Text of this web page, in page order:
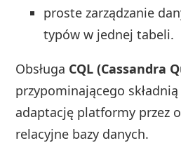
proste zarządzanie
typów w jednej tabeli.
Obsługa CQL (Cassandra
przypominającego składnią
adaptację platformy przez
relacyjne bazy danych.